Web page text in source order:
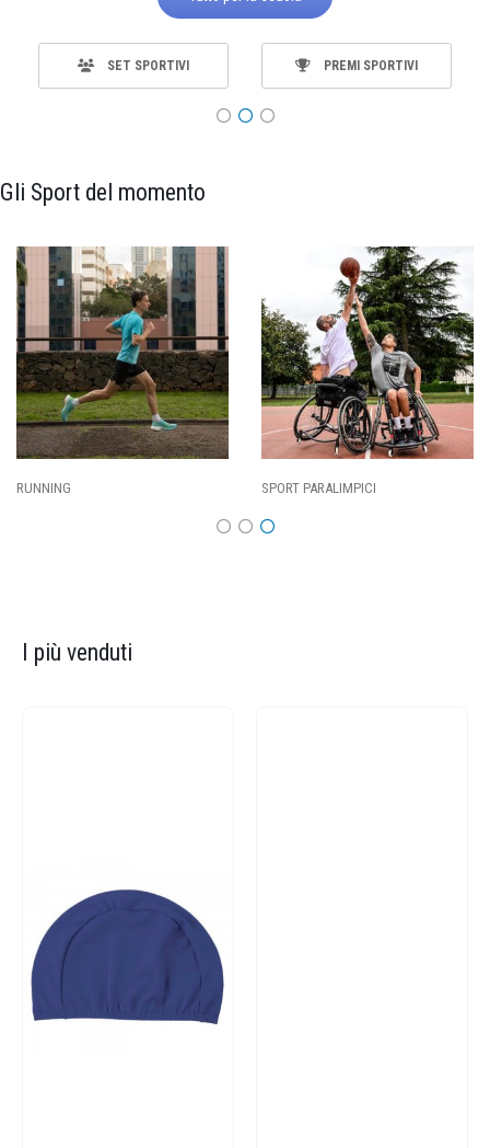
SET SPORTIVI PREMI SPORTIVI
Gli Sport del momento
RUNNING SPORT PARALIMPICI
I più venduti